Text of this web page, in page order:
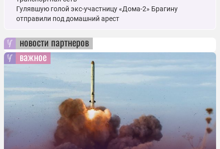
Гулявшую голой экс-участницу «Дома-2» Брагину
отправили под домашний арест
новости партнеров
важное